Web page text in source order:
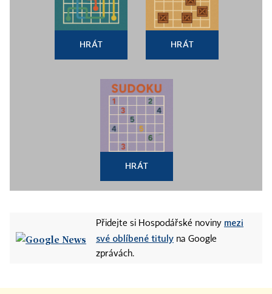
HRÁT HRÁT
HRÁT
Přidejte si Hospodářské noviny mezi
své oblíbené tituly na Google
zprávách.